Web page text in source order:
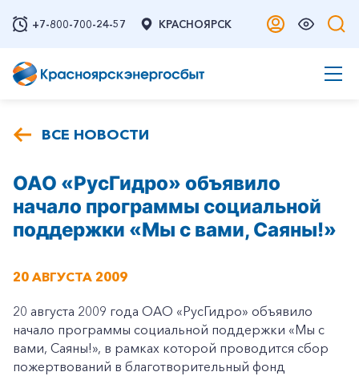
+7-800-700-24-57 КРАСНОЯРСК
ВСЕ НОВОСТИ
ОАО «РусГидро» объявило
начало программы социальной
поддержки «Мы с вами, Саяны!»
20 АВГУСТА 2009
20 августа 2009 года ОАО «РусГидро» объявило
начало программы социальной поддержки «Мы с
вами, Саяны!», в рамках которой проводится сбор
пожертвований в благотворительный фонд